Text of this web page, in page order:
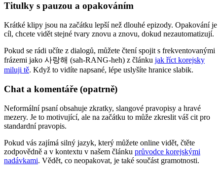
Titulky s pauzou a opakováním
Krátké klipy jsou na začátku lepší než dlouhé epizody. Opakování je
cíl, chcete vidět stejné tvary znovu a znovu, dokud nezautomatizují.
Pokud se rádi učíte z dialogů, můžete čtení spojit s frekventovanými
frázemi jako 사랑해 (sah-RANG-heh) z článku jak říct korejsky
miluji tě. Když to vidíte napsané, lépe uslyšíte hranice slabik.
Chat a komentáře (opatrně)
Neformální psaní obsahuje zkratky, slangové pravopisy a hravé
mezery. Je to motivující, ale na začátku to může zkreslit váš cit pro
standardní pravopis.
Pokud vás zajímá silný jazyk, který můžete online vidět, čtěte
zodpovědně a v kontextu v našem článku průvodce korejskými
nadávkami. Vědět, co neopakovat, je také součást gramotnosti.